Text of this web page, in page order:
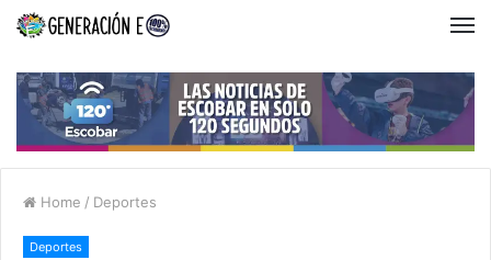
Home / Deportes
Deportes